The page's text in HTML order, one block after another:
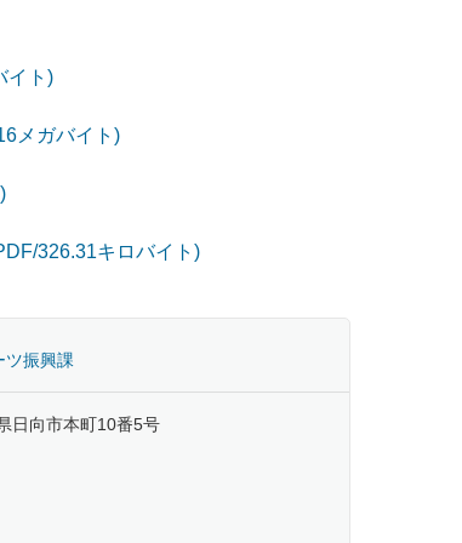
イト)
メガバイト)
326.31キロバイト)
ツ振興課
日向市本町10番5号